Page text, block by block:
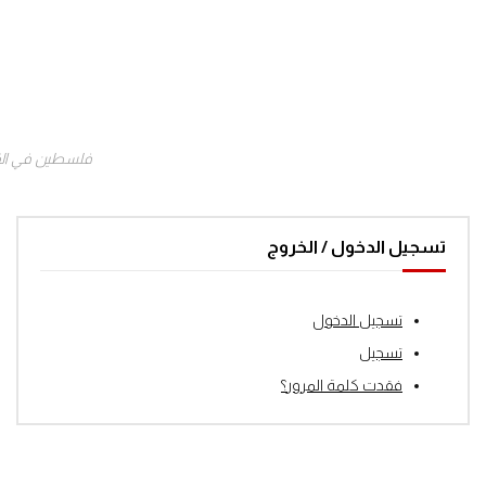
فلسطين في
تسجيل الدخول / الخروج
تسجيل الدخول
تسجيل
فقدت كلمة المرور؟